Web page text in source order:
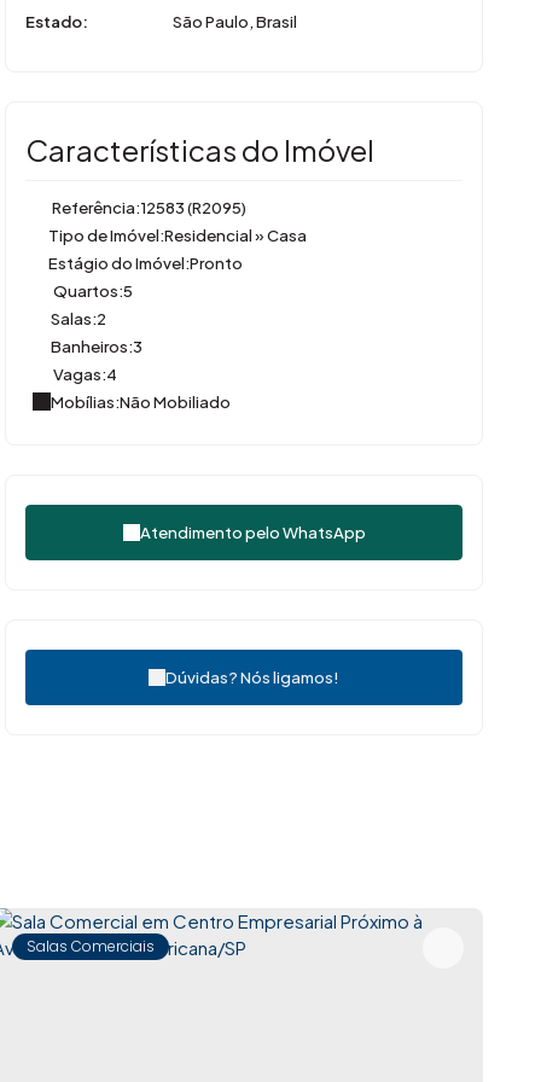
Estado: São Paulo, Brasil
Características do Imóvel
Referência:12583(R2095)
Tipo de Imóvel:Residencial»Casa
Estágio do Imóvel:Pronto
Quartos:5
Salas:2
Banheiros:3
Vagas:4
Mobílias:Não Mobiliado
Atendimento peloWhatsApp
Dúvidas? Nós ligamos!
Salas Comerciais